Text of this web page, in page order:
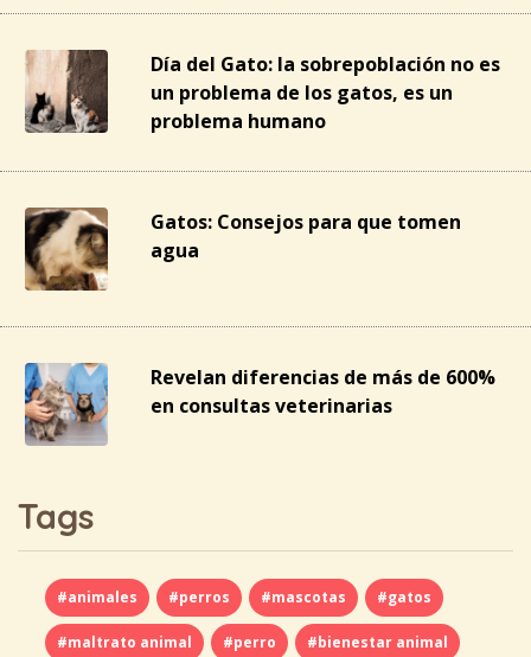
Día del Gato: la sobrepoblación no es
un problema de los gatos, es un
problema humano
Gatos: Consejos para que tomen
agua
Revelan diferencias de más de 600%
en consultas veterinarias
Tags
#animales #perros #mascotas #gatos
#maltrato animal #perro #bienestar animal